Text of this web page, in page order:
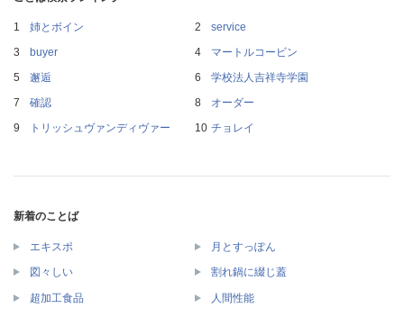
姉とボイン
service
buyer
マートルコービン
邂逅
学校法人吉祥寺学園
確認
オーダー
トリッシュヴァンディヴァー
チョレイ
新着のことば
エキスポ 月とすっぽん
図々しい 割れ鍋に綴じ蓋
超加工食品 人間性能